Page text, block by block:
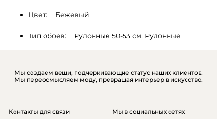
Цвет:    Бежевый
Тип обоев:    Рулонные 50-53 см, Рулонные
Мы создаем вещи, подчеркивающие статус наших клиентов.
Мы переосмысляем моду, превращая интерьер в искусство.
Мы в социальных сетях
Контакты для связи